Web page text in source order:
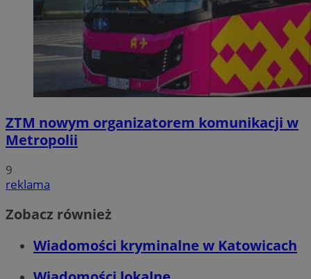
ZTM nowym organizatorem komunikacji w
Metropolii
9
reklama
Zobacz również
Wiadomości kryminalne w Katowicach